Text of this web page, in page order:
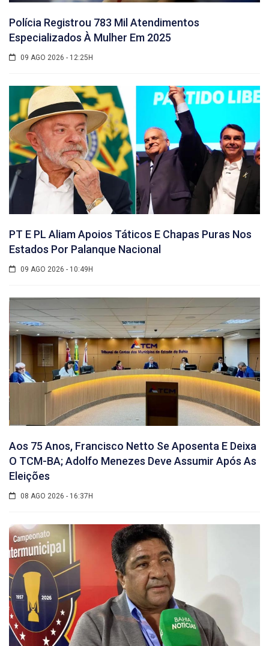
Polícia Registrou 783 Mil Atendimentos
Especializados À Mulher Em 2025
09 AGO 2026 - 12:25H
PT E PL Aliam Apoios Táticos E Chapas Puras Nos
Estados Por Palanque Nacional
09 AGO 2026 - 10:49H
Aos 75 Anos, Francisco Netto Se Aposenta E Deixa
O TCM-BA; Adolfo Menezes Deve Assumir Após As
Eleições
08 AGO 2026 - 16:37H